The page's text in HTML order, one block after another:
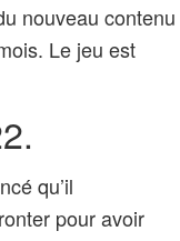
nouveau contenu
Le jeu est
qu’il
pour avoir